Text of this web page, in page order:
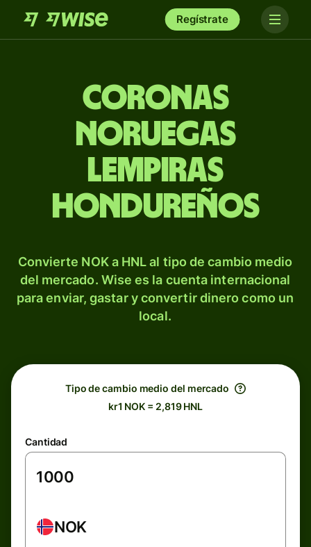
Regístrate
Coronas
noruegas
lempiras
hondureños
Convierte NOK a HNL al tipo de cambio medio
del mercado. Wise es la cuenta internacional
para enviar, gastar y convertir dinero como un
local.
Tipo de cambio medio del mercado
kr1 NOK = 2,819 HNL
Cantidad
NOK